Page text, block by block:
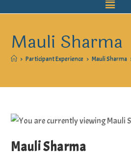
Mauli Sharma
> Participant Experience > Mauli Sharma
Mauli Sharma